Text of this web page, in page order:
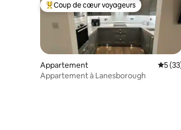
Coups de cœur voyageurs les plus
Coup de cœur voyageurs
Appartement
5
Appartement à Lanesborough